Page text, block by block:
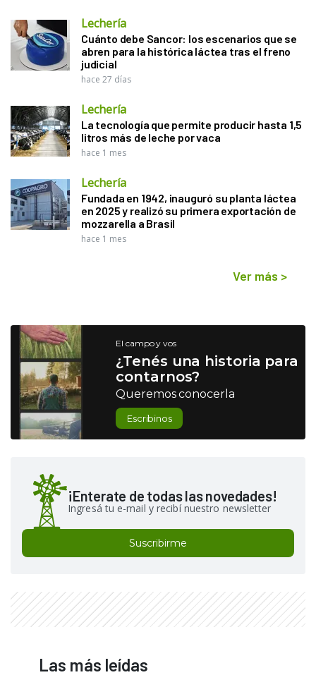
Lechería
Cuánto debe Sancor: los escenarios que se
abren para la histórica láctea tras el freno
judicial
hace 27 días
Lechería
La tecnología que permite producir hasta 1,5
litros más de leche por vaca
hace 1 mes
Lechería
Fundada en 1942, inauguró su planta láctea
en 2025 y realizó su primera exportación de
mozzarella a Brasil
hace 1 mes
Ver más >
El campo y vos
¿Tenés una historia para
contarnos?
Queremos conocerla
Escribinos
¡Enterate de todas las novedades!
Ingresá tu e-mail y recibí nuestro newsletter
Suscribirme
Las más leídas